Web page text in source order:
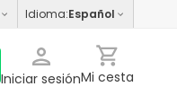
Idioma:Español
Iniciar sesiónMi cesta